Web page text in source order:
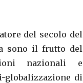
del secolo del
sono il frutto del
nazionali e
di